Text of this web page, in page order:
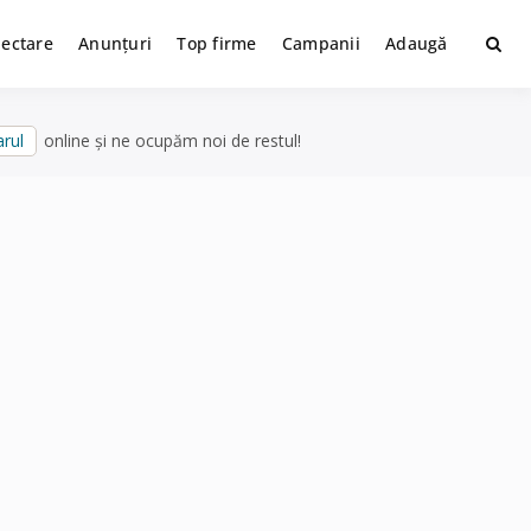
Anunțuri Top firme Campanii Adaugă
online și ne ocupăm noi de restul!